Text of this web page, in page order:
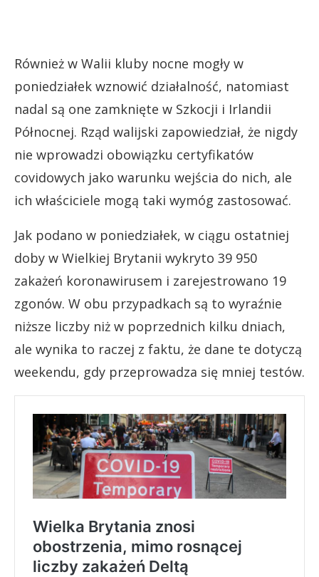
Również w Walii kluby nocne mogły w
poniedziałek wznowić działalność, natomiast
nadal są one zamknięte w Szkocji i Irlandii
Północnej. Rząd walijski zapowiedział, że nigdy
nie wprowadzi obowiązku certyfikatów
covidowych jako warunku wejścia do nich, ale
ich właściciele mogą taki wymóg zastosować.
Jak podano w poniedziałek, w ciągu ostatniej
doby w Wielkiej Brytanii wykryto 39 950
zakażeń koronawirusem i zarejestrowano 19
zgonów. W obu przypadkach są to wyraźnie
niższe liczby niż w poprzednich kilku dniach,
ale wynika to raczej z faktu, że dane te dotyczą
weekendu, gdy przeprowadza się mniej testów.